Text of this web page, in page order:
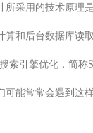
所采用的技术原理
算和后台数据库读
索引擎优化，简称
可能常常会遇到这